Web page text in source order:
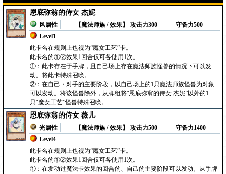
恩底弥翁的侍女 杰妮
风属性
【魔法师族 / 效果】
Level1
攻击力300 守备力500
此卡名在规则上也视为“魔女工艺”卡。
此卡名的①②效果1回合仅可各使用1次。
①：此卡存在于手牌，且自己场上存在魔法师族怪兽的情况下可以发
动。将此卡特殊召唤。
②：在自己・对手的主要阶段，以自己场上的1只魔法师族怪兽为对象
可以发动。将该怪兽除外，从牌组将“恩底弥翁的侍女 杰妮”以外的1
只“魔女工艺”怪兽特殊召唤。
恩底弥翁的侍女 薇儿
光属性
【魔法师族 / 效果】
Level4
攻击力500 守备力1400
此卡名在规则上也视为“魔女工艺”卡。
此卡名的①②效果1回合仅可各使用1次。
①：在发动过魔法卡效果的回合的、自己的主要阶段可以发动。从手牌